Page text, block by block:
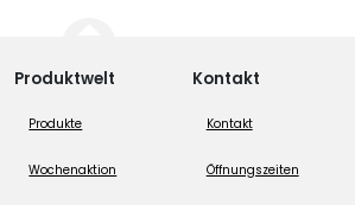
Produktwelt
Produkte
Wochenaktion
Kontakt
Kontakt
Öffnungszeiten